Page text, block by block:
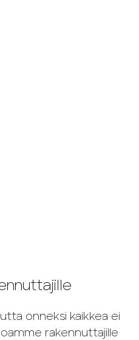
onneksi kaikkea ei
rakennuttajille